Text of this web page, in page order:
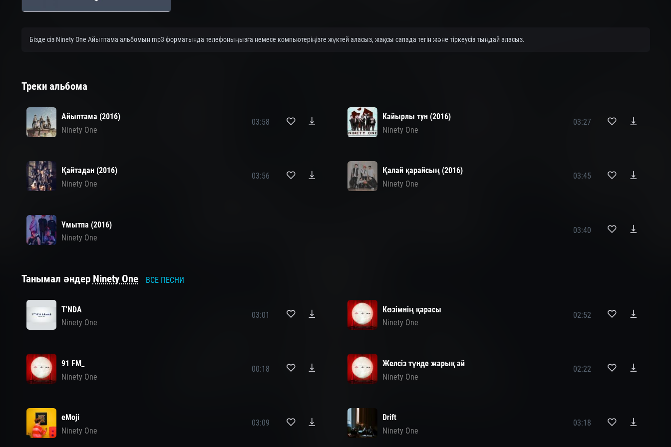
Бізде сіз Ninety One Айыптама альбомын mp3 форматында телефоныңызға немесе компьютеріңізге жүктей аласыз, жақсы сапада тегін және тіркеусіз тыңдай аласыз.
Треки альбома
Айыптама (2016)
Ninety One
03:58
Кайырлы тун (2016)
Ninety One
03:27
Қайтадан (2016)
Ninety One
03:56
Қалай қарайсың (2016)
Ninety One
03:45
Ұмытпа (2016)
Ninety One
03:40
Танымал әндер Ninety One ВСЕ ПЕСНИ
T'NDA
Ninety One
03:01
Көзімнің қарасы
Ninety One
02:52
91 FM_
Ninety One
00:18
Желсіз түнде жарық ай
Ninety One
02:22
eMoji
Ninety One
03:09
Drift
Ninety One
03:18